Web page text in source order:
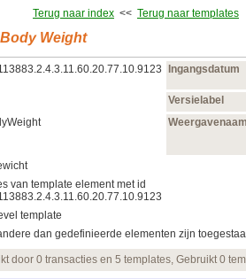
Terug naar index << Terug naar templates
Weight
Ingangsdatum
Versielabel
van template element met id
template
dan gedefinieerde elementen zijn
door 0 transacties en 5 templates, Gebruikt 0